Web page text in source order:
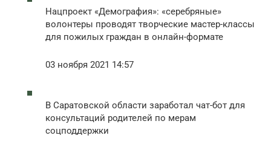
Нацпроект «Демография»: «серебряные»
волонтеры проводят творческие мастер-классы
для пожилых граждан в онлайн-формате
03 ноября 2021 14:57
В Саратовской области заработал чат-бот для
консультаций родителей по мерам
соцподдержки